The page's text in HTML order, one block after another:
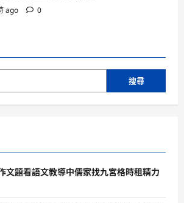
ago 0
搜尋
文題看語文教導中儒家找九宮格時租精力